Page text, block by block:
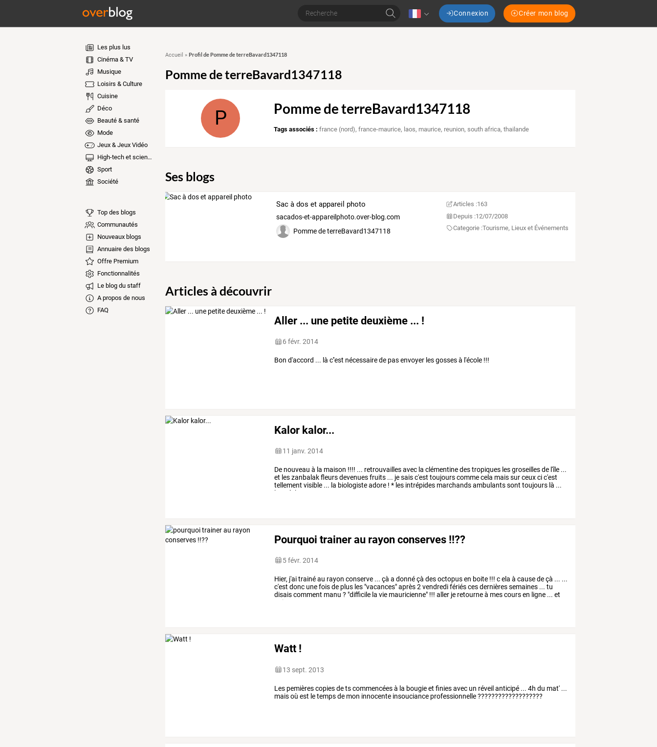
Connexion Créer mon blog
Les plus lus
Cinéma & TV
Musique
Loisirs & Culture
Cuisine
Déco
Beauté & santé
Mode
Jeux & Jeux Vidéo
High-tech et sciences
Sport
Société
Top des blogs
Communautés
Nouveaux blogs
Annuaire des blogs
Offre Premium
Fonctionnalités
Le blog du staff
A propos de nous
FAQ
Accueil » Profil de Pomme de terreBavard1347118
Pomme de terreBavard1347118
P Pomme de terreBavard1347118
Tags associés : france (nord),france-maurice, laos, maurice, reunion,south africa,thailande
Ses blogs
Sac à dos et appareil photo
sacados-et-appareilphoto.over-blog.com
Pomme de terreBavard1347118
Articles :163
Depuis :12/07/2008
Categorie :Tourisme, Lieux et Événements
Articles à découvrir
Aller ... une petite deuxième ... !
6 févr. 2014
Bon d'accord ... là c''est nécessaire de pas envoyer les gosses à l'école !!!
Kalor kalor...
11 janv. 2014
De nouveau à la maison !!!! ... retrouvaillesavec la clémentinedestropiques lesgroseillesde l'île ...
et leszanbalakfleursdevenuesfruits ... jesaisc'est toujourscommecela maissurceuxcic'est
tellement visible ... la biologisteadore ! * les intrépides marchandsambulantssont toujours là ...
les
pécheurs
Pourquoi trainer au rayon conserves !!??
5 févr. 2014
Hier, j'aitrainéau rayon conserve ... çà a donnéçà desoctopusen boite !!! cela à causedeçà ... ...
c'est donc unefoisde plus les "vacances"après2 vendredifériéscesdernièressemaines ... tu
disaiscomment manu ? "difficile la vie mauricienne" !!! aller je retourneà mescoursen ligne ... et
oui
Watt !
13 sept. 2013
Les pemières copies de ts commencées à la bougie et finies avec un réveil anticipé ... 4h du mat' ...
mais où est le temps de mon innocente insouciance professionnelle ???????????????????